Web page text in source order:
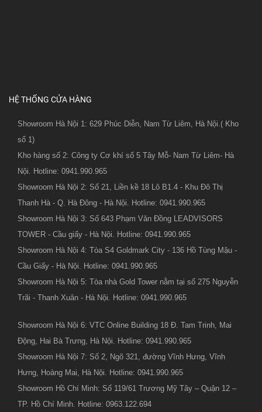
HỆ THỐNG CỬA HÀNG
Showroom Hà Nội 1: 629 Phúc Diễn, Nam Từ Liêm, Hà Nội.( Kho
số 1)
Kho hàng số 2: Công ty Cơ khí số 5 Tây Mỗ- Nam Từ Liêm- Hà
Nội. Hotline: 0941.990.965
Showroom Hà Nội 2: Số 21, Liền kề 18 Lô B1.4 - Khu Đô Thị
Thanh Hà - Q. Hà Đông - Hà Nội. Hotline: 0941.990.965
Showroom Hà Nội 3: Số 643 Phạm Văn Đồng LEADVISORS
TOWER - Cầu giấy - Hà Nội. Hotline: 0941.990.965
Showroom Hà Nội 4: Tòa S4 Goldmark City - 136 Hồ Tùng Mậu -
Cầu Giấy - Hà Nội. Hotline: 0941.990.965
Showroom Hà Nội 5: Tòa nhà Gold Tower nằm tại số 275 Nguyễn
Trãi - Thanh Xuân - Hà Nội. Hotline: 0941.990.965
Showroom Hà Nội 6: VTC Online Building 18 Đ. Tam Trinh, Mai
Động, Hai Bà Trưng, Hà Nội. Hotline: 0941.990.965
Showroom Hà Nội 7: Số 2, Ngõ 321, đường Vĩnh Hưng, Vĩnh
Hưng, Hoàng Mai, Hà Nội. Hotline: 0941.990.965
Showroom Hồ Chí Minh: Số 119/61 Trương Mỹ Tây – Quận 12 –
TP. Hồ Chí Minh. Hotline: 0963.122.694